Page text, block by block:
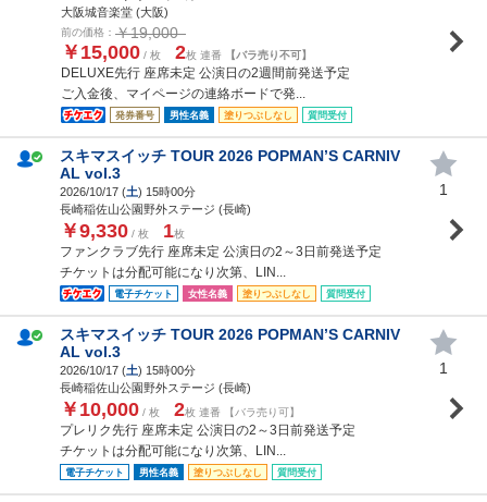
大阪城音楽堂 (大阪)
前の価格： ￥19,000
￥15,000 / 枚 2枚 連番 【バラ売り不可】
DELUXE先行 座席未定 公演日の2週間前発送予定
ご入金後、マイページの連絡ボードで発...
発券番号 男性名義 塗りつぶしなし 質問受付
スキマスイッチ TOUR 2026 POPMAN’S CARNIV
AL vol.3
2026/10/17 (土) 15時00分
長崎稲佐山公園野外ステージ (長崎)
￥9,330 / 枚 1枚
ファンクラブ先行 座席未定 公演日の2～3日前発送予定
チケットは分配可能になり次第、LIN...
電子チケット 女性名義 塗りつぶしなし 質問受付
1
スキマスイッチ TOUR 2026 POPMAN’S CARNIV
AL vol.3
2026/10/17 (土) 15時00分
長崎稲佐山公園野外ステージ (長崎)
￥10,000 / 枚 2枚 連番 【バラ売り可】
プレリク先行 座席未定 公演日の2～3日前発送予定
チケットは分配可能になり次第、LIN...
電子チケット 男性名義 塗りつぶしなし 質問受付
1